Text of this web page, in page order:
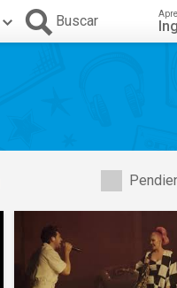
Buscar